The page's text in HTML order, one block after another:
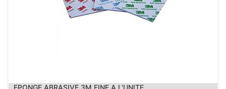
EPONGE ABRASIVE 3M FINE A L'UNITE